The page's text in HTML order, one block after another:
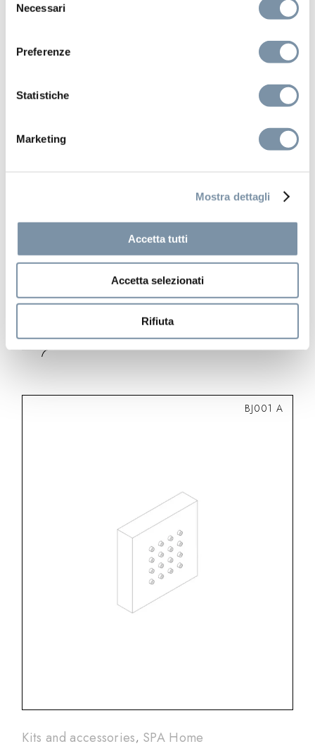
delNecessari
Preferenze
Statistiche
Marketing
Mostra dettagli
Accetta tutti
Accetta selezionati
Rifiuta
Kits and accessories SPA Home
Adjustable lateral body jet 40×40
BJ001 A
Kits and accessories SPA Home